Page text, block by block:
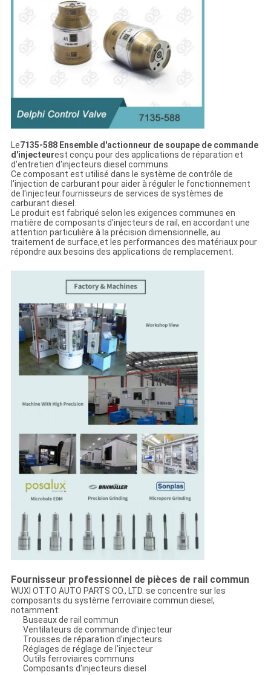
Le7135-588 Ensemble d'actionneur de soupape de commande
d'injecteurest conçu pour des applications de réparation et
d'entretien d'injecteurs diesel communs.
Ce composant est utilisé dans le système de contrôle de
l'injection de carburant pour aider à réguler le fonctionnement
de l'injecteur.fournisseurs de services de systèmes de
carburant diesel.
Le produit est fabriqué selon les exigences communes en
matière de composants d'injecteurs de rail, en accordant une
attention particulière à la précision dimensionnelle, au
traitement de surface,et les performances des matériaux pour
répondre aux besoins des applications de remplacement.
Fournisseur professionnel de pièces de rail commun
WUXI OTTO AUTO PARTS CO., LTD. se concentre sur les
composants du système ferroviaire commun diesel,
notamment:
Buseaux de rail commun
Ventilateurs de commande d'injecteur
Trousses de réparation d'injecteurs
Réglages de réglage de l'injecteur
Outils ferroviaires communs
Composants d'injecteurs diesel